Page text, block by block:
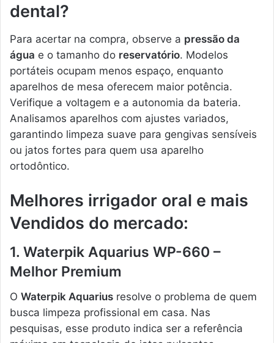
dental?
Para acertar na compra, observe a pressão da
água e o tamanho do reservatório. Modelos
portáteis ocupam menos espaço, enquanto
aparelhos de mesa oferecem maior potência.
Verifique a voltagem e a autonomia da bateria.
Analisamos aparelhos com ajustes variados,
garantindo limpeza suave para gengivas sensíveis
ou jatos fortes para quem usa aparelho
ortodôntico.
Melhores irrigador oral e mais
Vendidos do mercado:
1. Waterpik Aquarius WP-660 –
Melhor Premium
O Waterpik Aquarius resolve o problema de quem
busca limpeza profissional em casa. Nas
pesquisas, esse produto indica ser a referência